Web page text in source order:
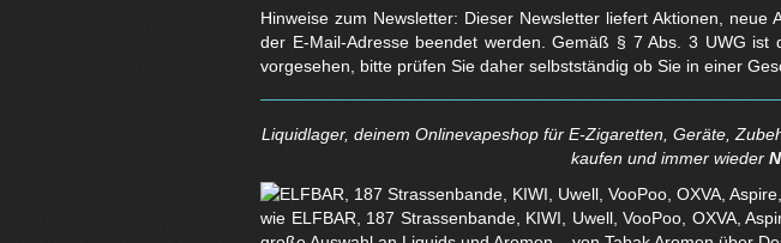
Hinweise zum Newsletter: Dieser Newsletter liefert Aktionen,
der E-Mail-Adresse beendet werden. Gemäß § 7 Abs. 3 UWG
vorgesehen, bitte prüfen Sie daher selbstständig ob Sie in einer
Liquidlager, deinem Onlinevapeshop für E-Zigaretten, Geräte,
kaufen und immer wieder
wie ELFBAR, 187 Strassenbande, KIWI, Uwell, VooPoo, OXVA,